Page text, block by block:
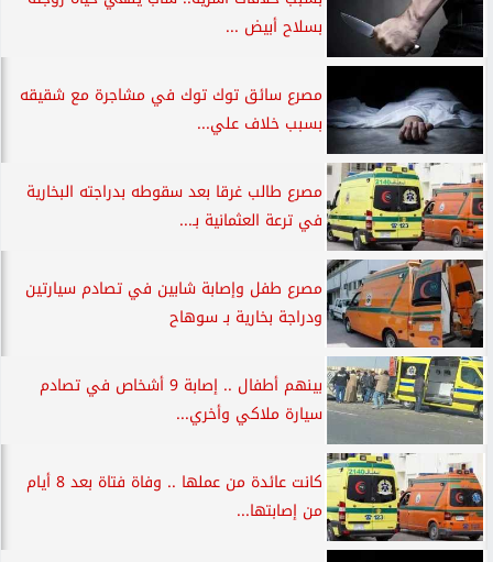
بسلاح أبيض ...
مصرع سائق توك توك في مشاجرة مع شقيقه
بسبب خلاف علي...
مصرع طالب غرقا بعد سقوطه بدراجته البخارية
في ترعة العثمانية بـ...
مصرع طفل وإصابة شابين في تصادم سيارتين
ودراجة بخارية بـ سوهاح
بينهم أطفال .. إصابة 9 أشخاص في تصادم
سيارة ملاكي وأخري...
كانت عائدة من عملها .. وفاة فتاة بعد 8 أيام
من إصابتها...